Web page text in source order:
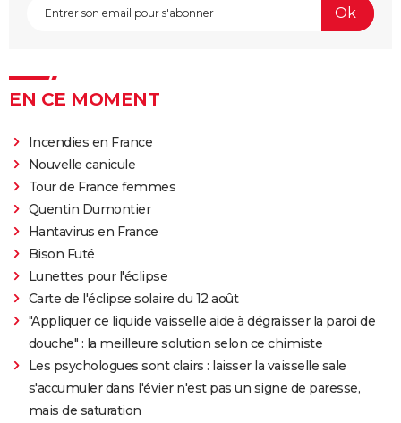
Ryan Gosling
EN CE MOMENT
Incendies en France
Nouvelle canicule
Tour de France femmes
Quentin Dumontier
Hantavirus en France
Bison Futé
Lunettes pour l'éclipse
Carte de l'éclipse solaire du 12 août
"Appliquer ce liquide vaisselle aide à dégraisser la paroi de
douche" : la meilleure solution selon ce chimiste
Les psychologues sont clairs : laisser la vaisselle sale
s'accumuler dans l'évier n'est pas un signe de paresse,
mais de saturation